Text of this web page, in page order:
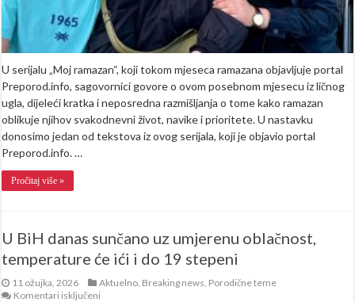
U serijalu „Moj ramazan“, koji tokom mjeseca ramazana objavljuje portal
Preporod.info, sagovornici govore o ovom posebnom mjesecu iz ličnog
ugla, dijeleći kratka i neposredna razmišljanja o tome kako ramazan
oblikuje njihov svakodnevni život, navike i prioritete. U nastavku
donosimo jedan od tekstova iz ovog serijala, koji je objavio portal
Preporod.info. …
Pročitaj više »
U BiH danas sunčano uz umjerenu oblačnost,
temperature će ići i do 19 stepeni
11 ožujka, 2026 Aktuelno Breaking news Porodične teme
Komentari isključeni